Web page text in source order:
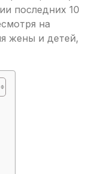
последних 10
на
жены и детей,